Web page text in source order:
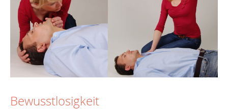
Bewusstlosigkeit